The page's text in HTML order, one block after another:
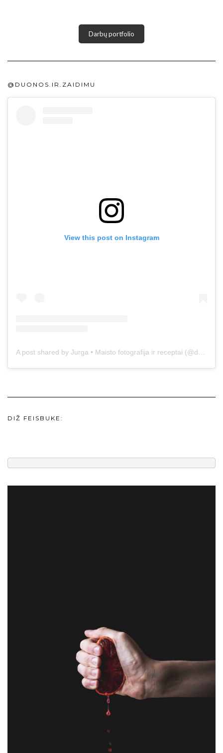
Darbų portfolio
@DUONOS.IR.ZAIDIMU
View this post on Instagram
DIŽ FEISBUKE: